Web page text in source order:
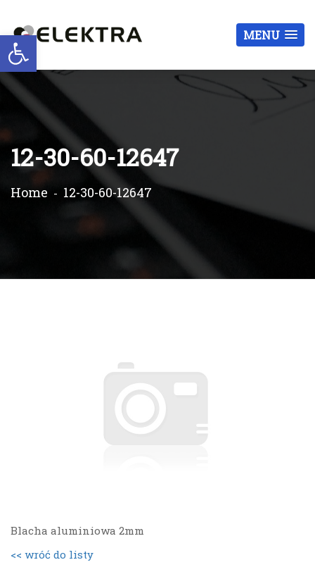
Otwórz pasek narzędzi MENU
12-30-60-12647
Home 12-30-60-12647
Blacha aluminiowa 2mm
<< wróć do listy